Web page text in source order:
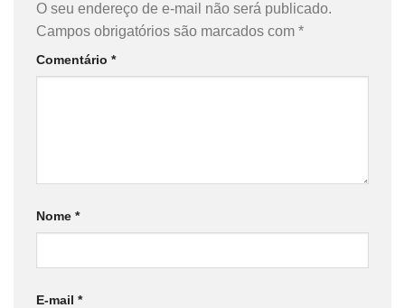
O seu endereço de e-mail não será publicado.
Campos obrigatórios são marcados com *
Comentário *
Nome *
E-mail *